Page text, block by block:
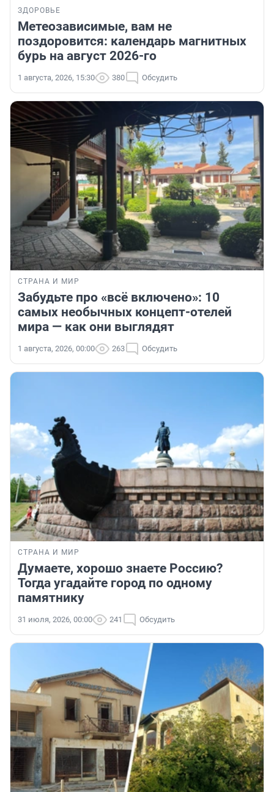
ЗДОРОВЬЕ
Метеозависимые, вам не
поздоровится: календарь магнитных
бурь на август 2026-го
1 августа, 2026, 15:30 380 Обсудить
СТРАНА И МИР
Забудьте про «всё включено»: 10
самых необычных концепт-отелей
мира — как они выглядят
1 августа, 2026, 00:00 263 Обсудить
СТРАНА И МИР
Думаете, хорошо знаете Россию?
Тогда угадайте город по одному
памятнику
31 июля, 2026, 00:00 241 Обсудить